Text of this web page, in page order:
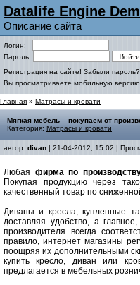
Datalife Engine
Описание сайта
Логин:
Пароль:
Регистрация на сайте! Забыли пароль?
Вы просматриваете мобильную версию
Главная » Матрасы и кровати
Мягкая мебель – покупаем от
Категория: Матрасы и кровати
автор: divan | 21-04-2012, 15:02 |
Любая фирма по
Покупая продукцию через
качественный товар по
Диваны и кресла, купленные
доставляя удобство, а
производителя всегда
правило, интернет магазины
поощряя их дополнительными
купить кресло, диван или
предлагается в мебельных